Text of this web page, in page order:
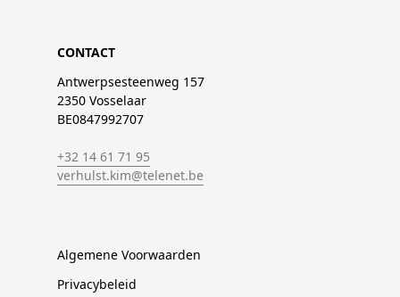
CONTACT
Antwerpsesteenweg 157
2350 Vosselaar
BE0847992707
+32 14 61 71 95
verhulst.kim@telenet.be
Algemene Voorwaarden
Privacybeleid